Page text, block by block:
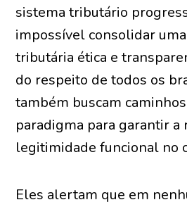
sistema tributário
impossível consolidar
tributária ética e
do respeito de todos os
também buscam
paradigma para garantir a
legitimidade funcional no
Eles alertam que em